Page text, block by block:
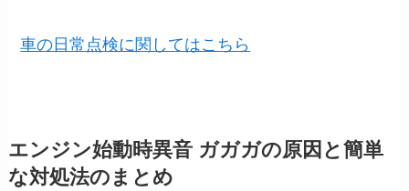
車の日常点検に関してはこちら
エンジン始動時異音 ガガガの原因と簡単
な対処法のまとめ